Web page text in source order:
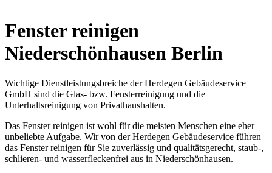
Fenster reinigen
Niederschönhausen Berlin
Wichtige Dienstleistungsbreiche der Herdegen Gebäudeservice
GmbH sind die Glas- bzw. Fensterreinigung und die
Unterhaltsreinigung von Privathaushalten.
Das Fenster reinigen ist wohl für die meisten Menschen eine eher
unbeliebte Aufgabe. Wir von der Herdegen Gebäudeservice führen
das Fenster reinigen für Sie zuverlässig und qualitätsgerecht, staub-,
schlieren- und wasserfleckenfrei aus in Niederschönhausen.